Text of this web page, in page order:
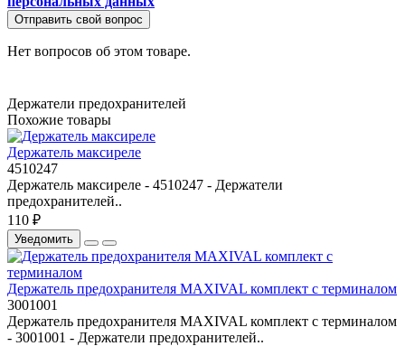
Отправить свой вопрос
Нет вопросов об этом товаре.
Держатели предохранителей
Похожие товары
Держатель максиреле
4510247
Держатель максиреле - 4510247 - Держатели
предохранителей..
110 ₽
Уведомить
Держатель предохранителя MAXIVAL комплект с терминалом
3001001
Держатель предохранителя MAXIVAL комплект с терминалом
- 3001001 - Держатели предохранителей..